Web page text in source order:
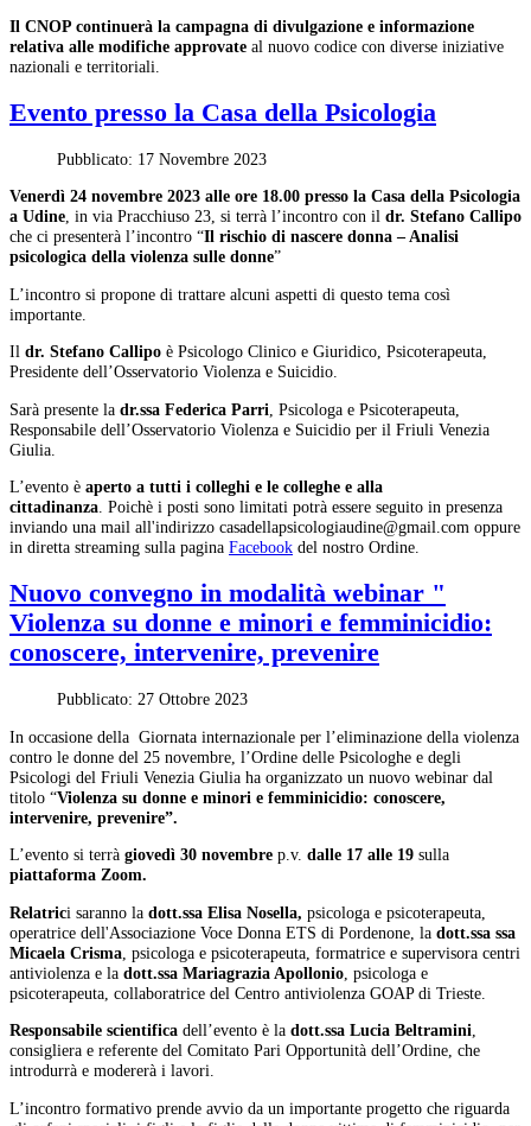
Il CNOP continuerà la campagna di divulgazione e informazione
relativa alle modifiche approvate al nuovo codice con diverse iniziative
nazionali e territoriali.
Evento presso la Casa della Psicologia
Pubblicato: 17 Novembre 2023
Venerdì 24 novembre 2023 alle ore 18.00 presso la Casa della Psicologia
a Udine, in via Pracchiuso 23, si terrà l’incontro con il dr. Stefano Callipo
che ci presenterà l’incontro “Il rischio di nascere donna – Analisi
psicologica della violenza sulle donne”
L’incontro si propone di trattare alcuni aspetti di questo tema così
importante.
Il dr. Stefano Callipo è Psicologo Clinico e Giuridico, Psicoterapeuta,
Presidente dell’Osservatorio Violenza e Suicidio.
Sarà presente la dr.ssa Federica Parri , Psicologa e Psicoterapeuta,
Responsabile dell’Osservatorio Violenza e Suicidio per il Friuli Venezia
Giulia.
L’evento è aperto a tutti i colleghi e le colleghe e alla
cittadinanza . Poichè i posti sono limitati potrà essere seguito in presenza
inviando una mail all'indirizzo
oppure
in diretta streaming sulla pagina Facebook del nostro Ordine.
Nuovo convegno in modalità webinar "
Violenza su donne e minori e femminicidio:
conoscere, intervenire, prevenire
Pubblicato: 27 Ottobre 2023
In occasione della Giornata internazionale per l’eliminazione della violenza
contro le donne del 25 novembre, l’Ordine delle Psicologhe e degli
Psicologi del Friuli Venezia Giulia ha organizzato un nuovo webinar dal
titolo “Violenza su donne e minori e femminicidio: conoscere,
intervenire, prevenire”.
L’evento si terrà giovedì 30 novembre p.v. dalle 17 alle 19 sulla
piattaforma Zoom.
Relatrici saranno la dott.ssa Elisa Nosella, psicologa e psicoterapeuta,
operatrice dell'Associazione Voce Donna ETS di Pordenone, la dott.ssa ssa
Micaela Crisma , psicologa e psicoterapeuta, formatrice e supervisora centri
antiviolenza e la dott.ssa Mariagrazia Apollonio , psicologa e
psicoterapeuta, collaboratrice del Centro antiviolenza GOAP di Trieste.
Responsabile scientifica dell’evento è la dott.ssa Lucia Beltramini
consigliera e referente del Comitato Pari Opportunità dell’Ordine, che
introdurrà e modererà i lavori.
L’incontro formativo prende avvio da un importante progetto che riguarda